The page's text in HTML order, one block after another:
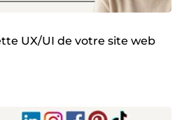
UX/UI de votre site web